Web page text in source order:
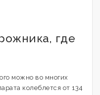
где
можно во многих
колеблется от 134